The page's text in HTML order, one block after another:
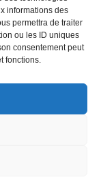
informations des
permettra de traiter
ou les ID uniques
consentement peut
fonctions.
générales
?